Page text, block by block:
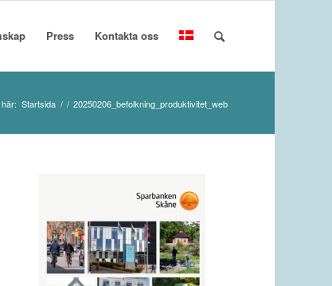
Press Kontakta oss
Startsida / / 20250206_befolkning_produktivitet_web